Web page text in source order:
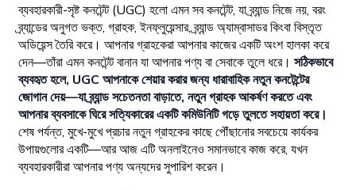
ব্যবহারকারী-সৃষ্ট কনটেন্ট (UGC) হলো এমন সব কনটেন্ট, যা ব্র্যান্ড নিজে নয়, বরং
ব্র্যান্ডের অনুগত ভক্ত, গ্রাহক, ইনফ্লুয়েন্সার, ব্র্যান্ড অ্যাম্বাসাডর কিংবা বিস্তৃত
অডিয়েন্স তৈরি করে। আপনার গ্রাহকেরা আপনার কাজের একটি অংশ হালকা করে
দেন—তাঁরা এমন কনটেন্ট বানান যা আপনার পণ্য বা সেবাকে তুলে ধরে। সঠিকভাবে
ব্যবহৃত হলে, UGC আপনাকে শেয়ার করার জন্য ধারাবাহিক নতুন কনটেন্টের
জোগান দেয়—যা ব্র্যান্ড সচেতনতা বাড়াতে, নতুন গ্রাহক আকর্ষণ করতে এবং
আপনার ব্যবসাকে ঘিরে সত্যিকারের একটি কমিউনিটি গড়ে তুলতে সহায়তা করে।
শেষ পর্যন্ত, মুখে-মুখে প্রচার নতুন গ্রাহকের কাছে পৌঁছানোর সবচেয়ে কার্যকর
উপায়গুলোর একটি—আর আজ এটি অনলাইনেও সমানভাবে কাজ করে, যখন
ব্যবহারকারীরা আপনার পণ্য অন্যদের সুপারিশ করেন।